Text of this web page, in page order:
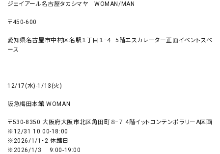
ジェイアール名古屋タカシマヤ WOMAN/MAN
〒450-600
愛知県名古屋市中村区名駅１丁目１−４ 5階エスカレーター正面イベントスペ
ース
12/17(水)-1/13(火)
阪急梅田本館 WOMAN
〒530-8350 大阪府大阪市北区角田町８−７ 4階イットコンテンポラリーA区画
※12/31 10:00-18:00
※2026/1/1・2 休館日
※2026/1/3 9:00-19:00